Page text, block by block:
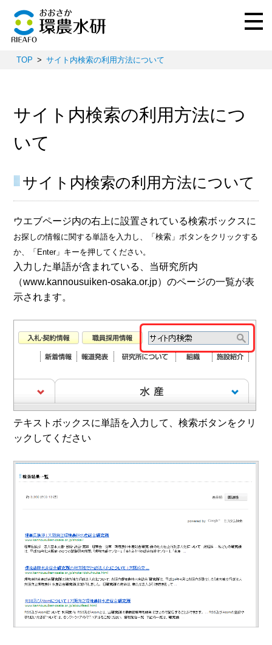
TOP サイト内検索の利用方法について
サイト内検索の利用方法につ
いて
サイト内検索の利用方法について
ウエブページ内の右上に設置されている検索ボックスに
お探しの情報に関する単語を 入力し、「検索」ボタンをクリックする
か、「Enter」キーを押してください。
入力した単語が含まれている、当研究所内
（www.kannousuiken-osaka.or.jp）のページの一覧が表
示されます。
テキストボックスに単語を入力して、検索ボタンをクリ
ックしてください